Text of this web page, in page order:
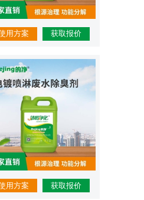
用方案 获取报价
用方案 获取报价